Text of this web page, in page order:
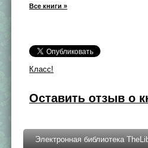
Все книги »
Класс!
Оставить отзыв о
Электронная библиотека